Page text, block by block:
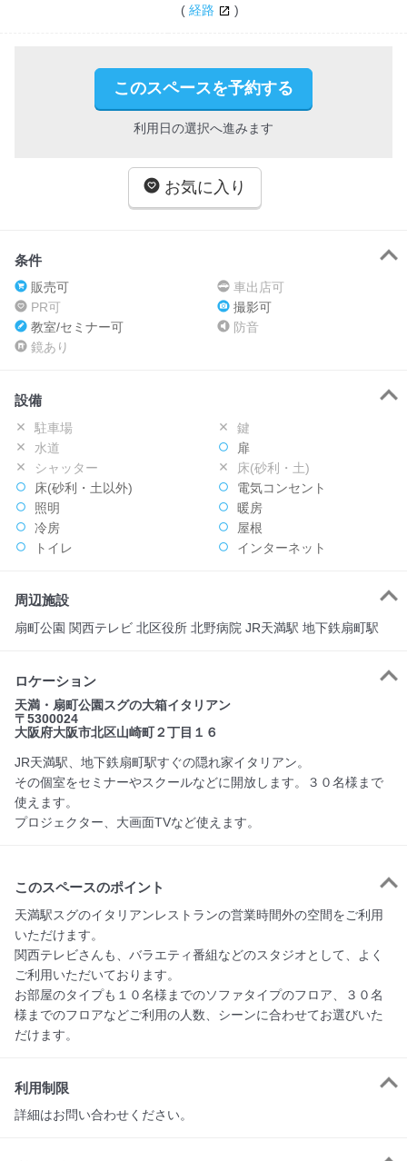
( 経路 )
このスペースを予約する
利用日の選択へ進みます
お気に入り
条件
販売可
車出店可
PR可
撮影可
教室/セミナー可
防音
鏡あり
設備
駐車場
鍵
水道
扉
シャッター
床(砂利・土)
床(砂利・土以外)
電気コンセント
照明
暖房
冷房
屋根
トイレ
インターネット
周辺施設
扇町公園 関西テレビ 北区役所 北野病院 JR天満駅 地下鉄扇町駅
ロケーション
天満・扇町公園スグの大箱イタリアン
〒5300024
大阪府大阪市北区山崎町２丁目１６
JR天満駅、地下鉄扇町駅すぐの隠れ家イタリアン。
その個室をセミナーやスクールなどに開放します。３０名様まで
使えます。
プロジェクター、大画面TVなど使えます。
このスペースのポイント
天満駅スグのイタリアンレストランの営業時間外の空間をご利用
いただけます。
関西テレビさんも、バラエティ番組などのスタジオとして、よく
ご利用いただいております。
お部屋のタイプも１０名様までのソファタイプのフロア、３０名
様までのフロアなどご利用の人数、シーンに合わせてお選びいた
だけます。
利用制限
詳細はお問い合わせください。